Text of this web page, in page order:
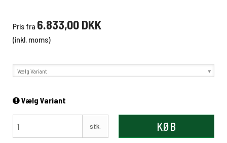
Pris fra 6.833,00 DKK
(inkl. moms)
Vælg Variant
Vælg Variant
stk. KØB